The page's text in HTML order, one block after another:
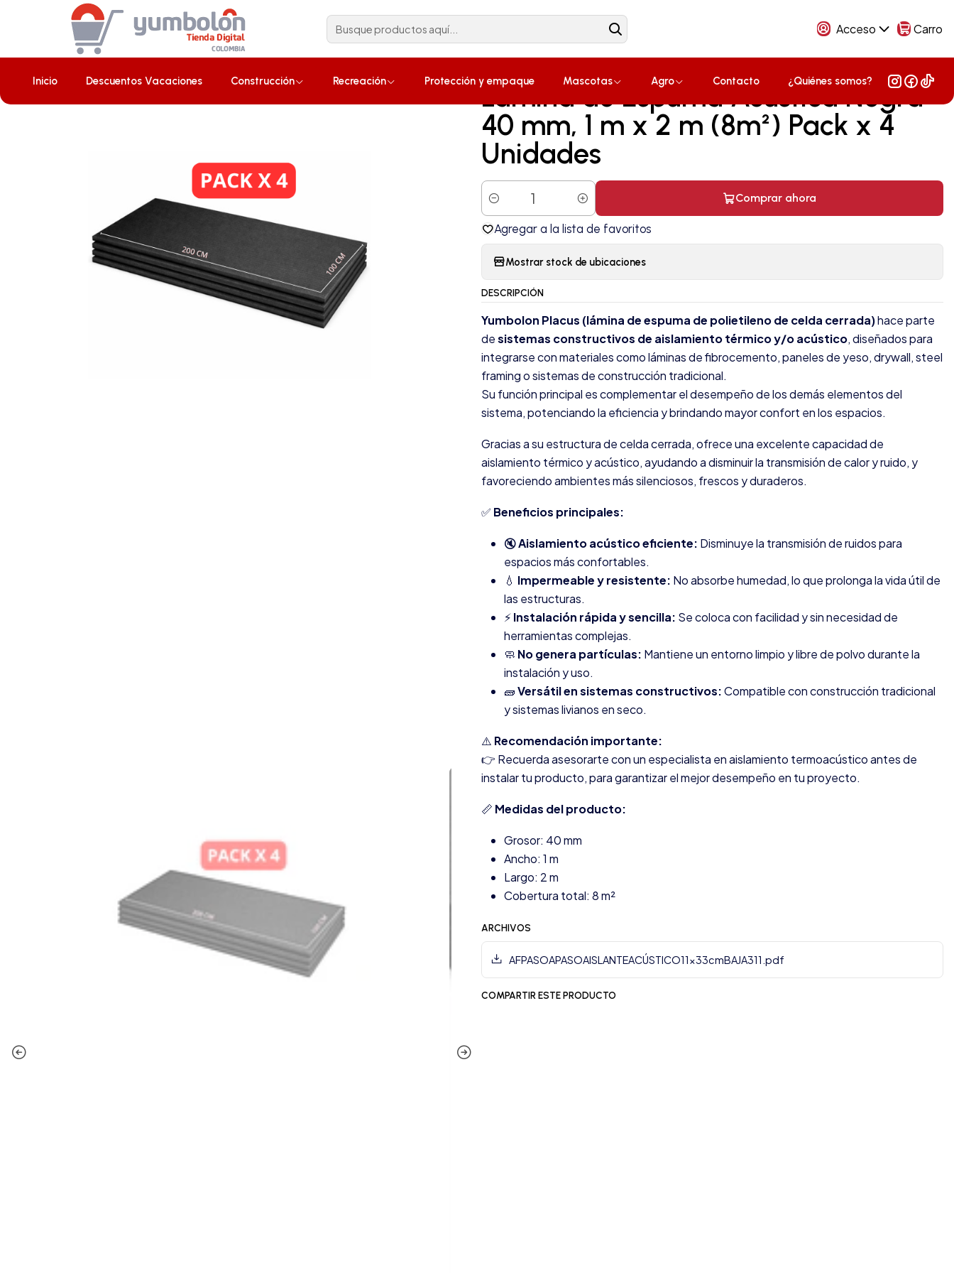
Acceso Carro
Inicio Descuentos Vacaciones Construcción Recreación Protección y empaque Mascotas Agro Contacto ¿Quiénes somos?
Construcción Placus/Laminas Lámina de Espuma Acústica Negra 40 mm, 1 m x 2 m (8m²) Pack x 4 Unidades
|
Lámina de Espuma Acústica Negra
40 mm, 1 m x 2 m (8m²) Pack x 4
Unidades
Cantidad
Comprar ahora
Agregar a la lista de favoritos
Mostrar stock de ubicaciones
DESCRIPCIÓN
Yumbolon Placus (lámina de espuma de polietileno de celda cerrada)hace parte
desistemas constructivos de aislamiento térmico y/o acústico, diseñados para
integrarse con materiales como láminas de fibrocemento, paneles de yeso, drywall, steel
framing o sistemas de construcción tradicional.
Su función principal es complementar el desempeño de los demás elementos del
sistema, potenciando la eficiencia y brindando mayor confort en los espacios.
Gracias a su estructura de celda cerrada, ofrece una excelente capacidad de
aislamiento térmico y acústico, ayudando a disminuir la transmisión de calor y ruido, y
favoreciendo ambientes más silenciosos, frescos y duraderos.
✅ Beneficios principales:
🔇Aislamiento acústico eficiente: Disminuye la transmisión de ruidos para
espacios más confortables.
💧 Impermeable y resistente: No absorbe humedad, lo que prolonga la vida útil de
las estructuras.
⚡Instalación rápida y sencilla: Se coloca con facilidad y sin necesidad de
herramientas complejas.
🧼 No genera partículas: Mantiene un entorno limpio y libre de polvo durante la
instalación y uso.
🧱Versátil en sistemas constructivos:Compatible con construcción tradicional
y sistemas livianos en seco.
⚠️ Recomendación importante:
👉 Recuerda asesorarte con un especialista en aislamiento termoacústico antes de
instalar tu producto, para garantizar el mejor desempeño en tu proyecto.
📏 Medidas del producto:
Grosor: 40 mm
Ancho: 1 m
Largo: 2 m
Cobertura total: 8 m²
ARCHIVOS
AFPASOAPASOAISLANTEACÚSTICO11x33cmBAJA311.pdf
COMPARTIR ESTE PRODUCTO